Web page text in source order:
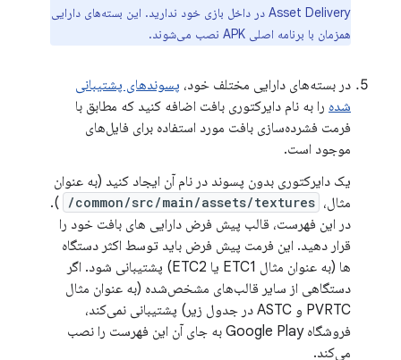
Asset Delivery در داخل بازی خود ندارید. این بسته‌های دارایی
همزمان با برنامه اصلی APK نصب می‌شوند.
در بسته‌های دارایی مختلف خود، پسوندهای پشتیبانی
شده را به نام دایرکتوری بافت اضافه کنید که مطابق با
فرمت فشرده‌سازی بافت مورد استفاده برای فایل‌های
موجود است.
یک دایرکتوری بدون پسوند در نام آن ایجاد کنید (به عنوان
مثال، common/src/main/assets/textures/
).
در این فهرست، قالب پیش فرض دارایی های بافت خود را
قرار دهید. این فرمت پیش فرض باید توسط اکثر دستگاه
ها (به عنوان مثال ETC1 یا ETC2) پشتیبانی شود. اگر
دستگاهی از سایر قالب‌های مشخص‌شده (به عنوان مثال
PVRTC و ASTC در جدول زیر) پشتیبانی نمی‌کند،
فروشگاه Google Play به جای آن این فهرست را نصب
می‌کند.